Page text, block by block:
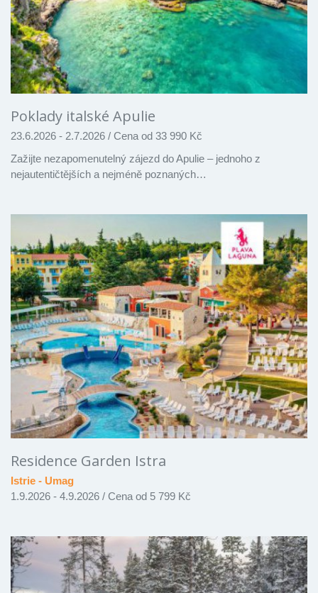
Poklady italské Apulie
23.6.2026 - 2.7.2026 / Cena od 33 990 Kč
Zažijte nezapomenutelný zájezd do Apulie – jednoho z
nejautentičtějších a nejméně poznaných…
Residence Garden Istra
Istrie - Umag
1.9.2026 - 4.9.2026 / Cena od 5 799 Kč